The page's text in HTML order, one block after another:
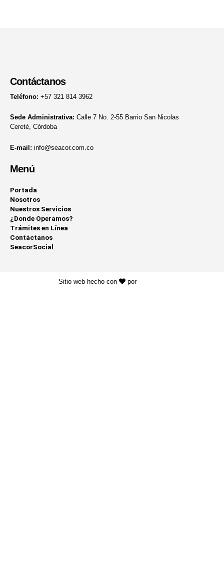
Contáctanos
Teléfono: +57 321 814 3962
Sede Administrativa: Calle 7 No. 2-55 Barrio San Nicolas
Cereté, Córdoba
E-mail: info@seacor.com.co
Menú
Portada
Nosotros
Nuestros Servicios
¿Donde Operamos?
Trámites en Línea
Contáctanos
SeacorSocial
Sitio web hecho con por